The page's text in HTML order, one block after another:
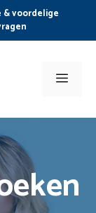
& voordelige
Menu